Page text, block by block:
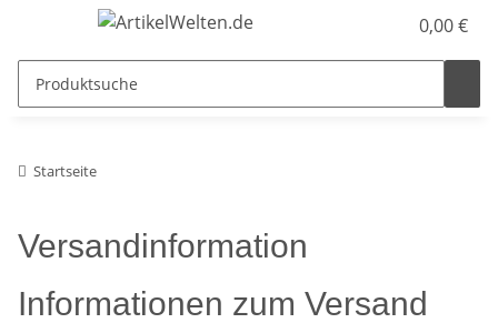
0,00 €
Startseite
Versandinformation
Informationen zum Versand